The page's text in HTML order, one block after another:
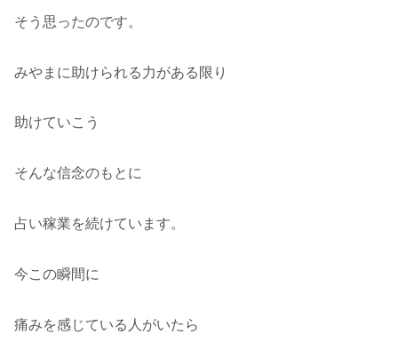
そう思ったのです。
みやまに助けられる力がある限り
助けていこう
そんな信念のもとに
占い稼業を続けています。
今この瞬間に
痛みを感じている人がいたら